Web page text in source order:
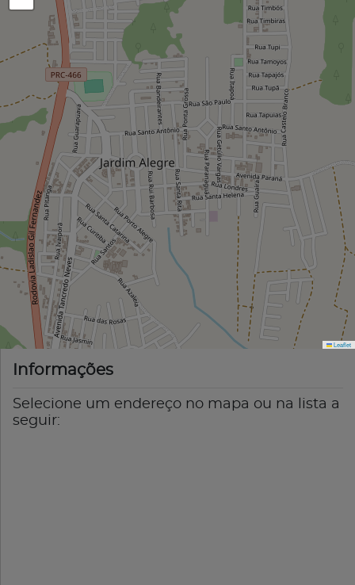
Leaflet
Informações
Selecione um endereço no mapa ou na lista a
seguir: